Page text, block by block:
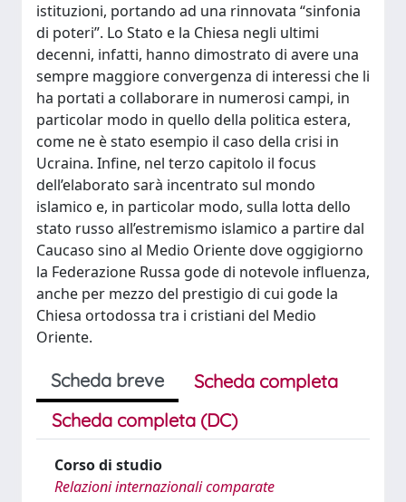
istituzioni, portando ad una rinnovata “sinfonia
di poteri”. Lo Stato e la Chiesa negli ultimi
decenni, infatti, hanno dimostrato di avere una
sempre maggiore convergenza di interessi che li
ha portati a collaborare in numerosi campi, in
particolar modo in quello della politica estera,
come ne è stato esempio il caso della crisi in
Ucraina. Infine, nel terzo capitolo il focus
dell’elaborato sarà incentrato sul mondo
islamico e, in particolar modo, sulla lotta dello
stato russo all’estremismo islamico a partire dal
Caucaso sino al Medio Oriente dove oggigiorno
la Federazione Russa gode di notevole influenza,
anche per mezzo del prestigio di cui gode la
Chiesa ortodossa tra i cristiani del Medio
Oriente.
Scheda breve
Scheda completa
Scheda completa (DC)
Corso di studio
Relazioni internazionali comparate